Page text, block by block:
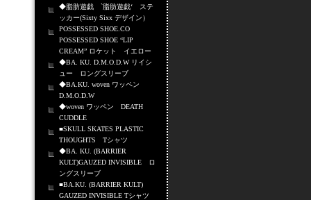
◆脂肪遊戯 `脂肪遊戯‘ ステ
ッカー(Sixty Sixx デザイン）
POSSESSED SHOE.CO
POSSESSED SHOE “LIP
CREAM” ロケット イエロー
◆BA. KU. D.M.O.D.W リイシ
ュー ロングスリーブ
◆BA.KU. woven ワッペン
D.M.O.D.W
◆woven ワッペン DEATH
CUDDLE
■SKULL SKATES PLASTIC
THOUGHTS Tシャツ
◆BA. KU. (BARRIER
KULT)GAUZED INVISIBLE ロ
ングスリーブ
■BA.KU. (BARRIER KULT)
GAUZED INVISIBLE Tシャツ